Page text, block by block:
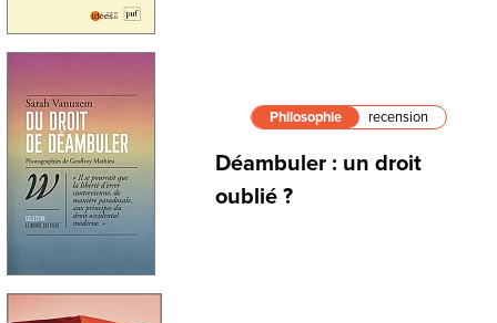
Philosophie recension
Déambuler : un droit
oublié ?